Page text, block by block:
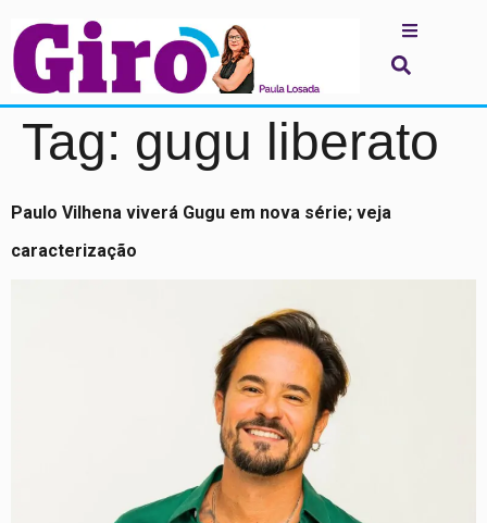
Tag: gugu liberato
Paulo Vilhena viverá Gugu em nova série; veja
caracterização